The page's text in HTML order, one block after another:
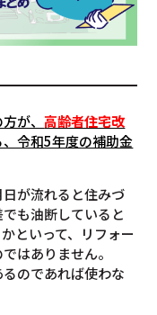
が、 高齢者住宅改
令和5年度の補助金
が流れると住みづ
も油断していると
といって、リフォー
はありません。
のであれば使わな